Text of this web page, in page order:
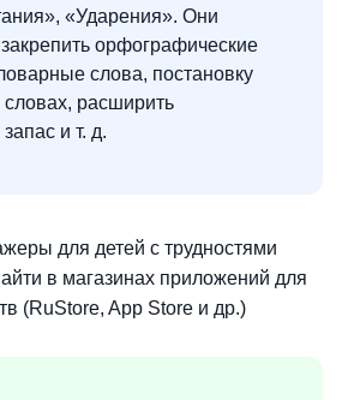
«Ударения». Они
орфографические
слова, постановку
словах, расширить
и т. д.
для детей с трудностями
в магазинах приложений для
(RuStore, App Store и др.)